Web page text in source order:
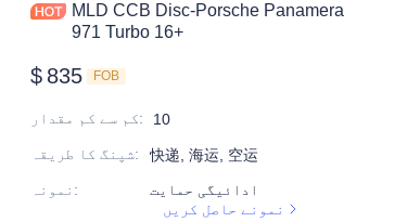
MLD CCB Disc-Porsche Panamera
971 Turbo 16+
$ 835 FOB
کم سے کم مقدار:
10
شپنگ کا طریقہ:
快递, 海运, 空运
نمونہ :
ادائیگی حمایت
نمونے حاصل کریں